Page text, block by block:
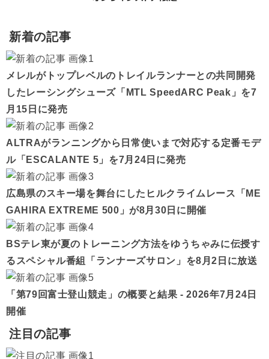
新着の記事
メレルがトップレベルのトレイルランナーとの共同開発
したレーシングシューズ「MTL SpeedARC Peak」を7
月15日に発売
ALTRAがランニングから日常使いまで対応する定番モデ
ル「ESCALANTE 5」を7月24日に発売
広島県のスキー場を舞台にしたヒルクライムレース「ME
GAHIRA EXTREME 500」が8月30日に開催
BSテレ東が夏のトレーニング方法をゆうちゃみに伝授す
るスペシャル番組「ランナーズサロン」を8月2日に放送
「第79回富士登山競走」の概要と結果 - 2026年7月24日
開催
注目の記事